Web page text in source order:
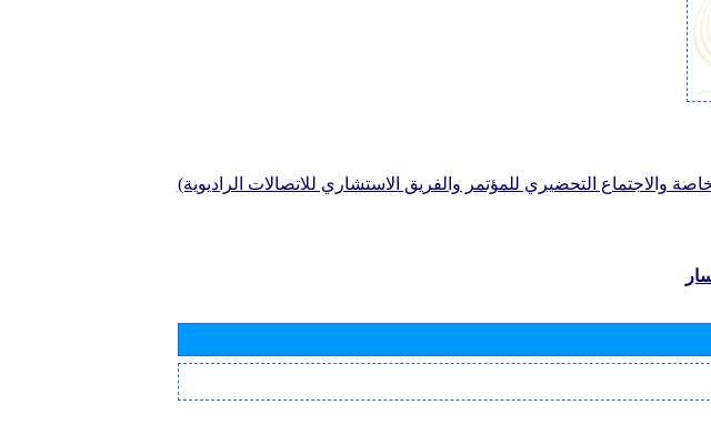
والاجتماع التحضيري للمؤتمر والفريق الاستشاري للاتصالات الراديوية)